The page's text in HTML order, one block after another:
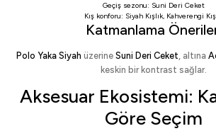
Geçiş sezonu: Suni Deri Ceket
Kış konforu: Siyah Kışlık, Kahverengi
Katmanlama
Polo Yaka Siyah üzerine Suni Deri Ceket, altına
keskin bir kontrast sağlar.
Aksesuar Ekosistemi:
Göre Seçim